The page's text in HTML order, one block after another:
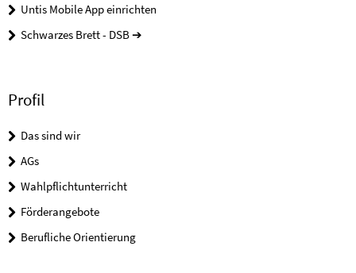
Untis Mobile App einrichten
Schwarzes Brett - DSB ➔
Profil
Das sind wir
AGs
Wahlpflichtunterricht
Förderangebote
Berufliche Orientierung